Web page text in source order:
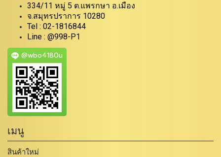
334/11 หมู่ 5 ต.แพรกษา อ.เมือง
จ.สมุทรปราการ 10280
Tel : 02-1816844
Line : @998-P1
@wbo4180u
เมนู
สินค้าใหม่